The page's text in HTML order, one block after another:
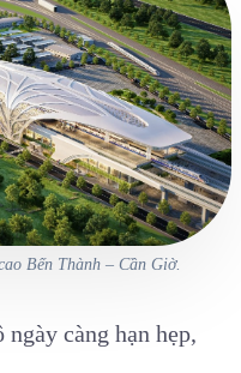
Bến Thành – Cần Giờ.
càng hạn hẹp,